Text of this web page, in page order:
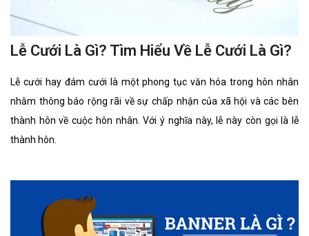
Lễ Cưới Là Gì? Tìm Hiểu Về Lễ Cưới Là Gì?
Lễ cưới hay đám cưới là một phong tục văn hóa trong hôn nhân
nhằm thông báo rộng rãi về sự chấp nhận của xã hội và các bên
thành hôn về cuộc hôn nhân. Với ý nghĩa này, lễ này còn gọi là lễ
thành hôn.